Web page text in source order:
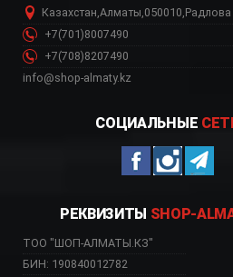
Казахстан,Алматы,050010,Радлова
+7(701)8007490
+7(708)8207490
info@shop-almaty.kz
СОЦИАЛЬНЫЕ
РЕКВИЗИТЫ SHOP-
ТОО "ШОП-АЛМАТЫ.КЗ"
БИН: 190840012782